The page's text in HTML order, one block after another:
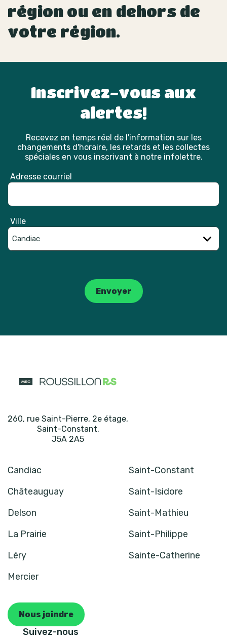
région ou en dehors de
votre région.
Inscrivez-vous aux
alertes!
Recevez en temps réel de l'information sur les
changements d'horaire, les retards et les collectes
spéciales en vous inscrivant à notre infolettre.
Adresse courriel
Ville
Envoyer
260, rue Saint-Pierre, 2e étage,
Saint-Constant,
J5A 2A5
Candiac
Saint-Constant
Châteauguay
Saint-Isidore
Delson
Saint-Mathieu
La Prairie
Saint-Philippe
Léry
Sainte-Catherine
Mercier
Nous joindre
Suivez-nous